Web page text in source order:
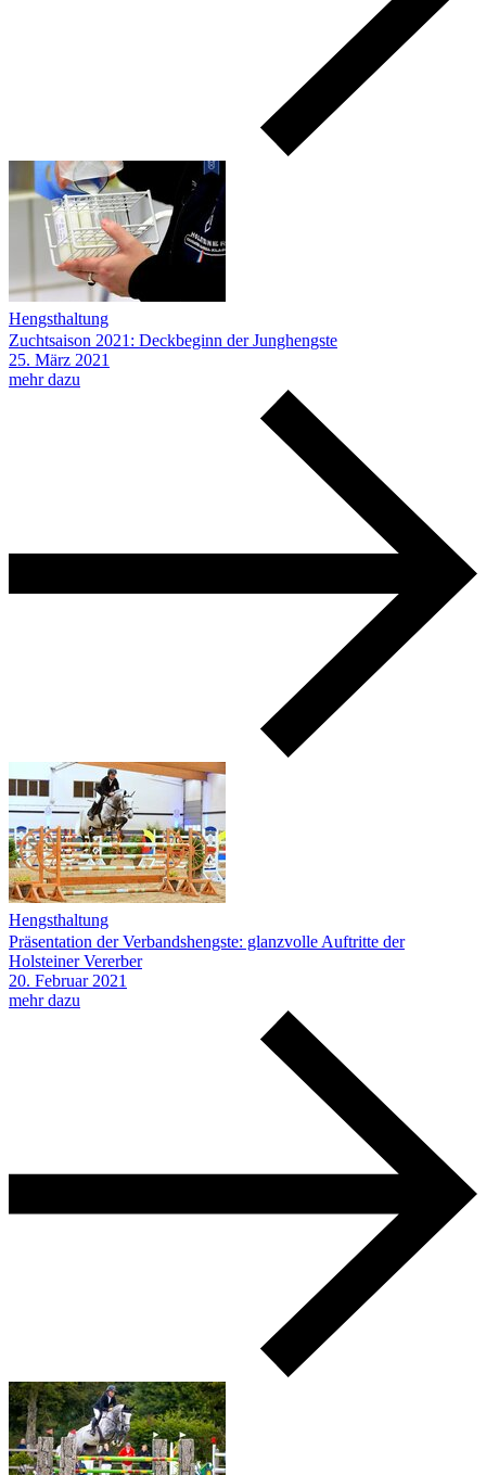
Hengsthaltung
Zuchtsaison 2021: Deckbeginn der Junghengste
25. März 2021
mehr dazu
Hengsthaltung
Präsentation der Verbandshengste: glanzvolle Auftritte der
Holsteiner Vererber
20. Februar 2021
mehr dazu